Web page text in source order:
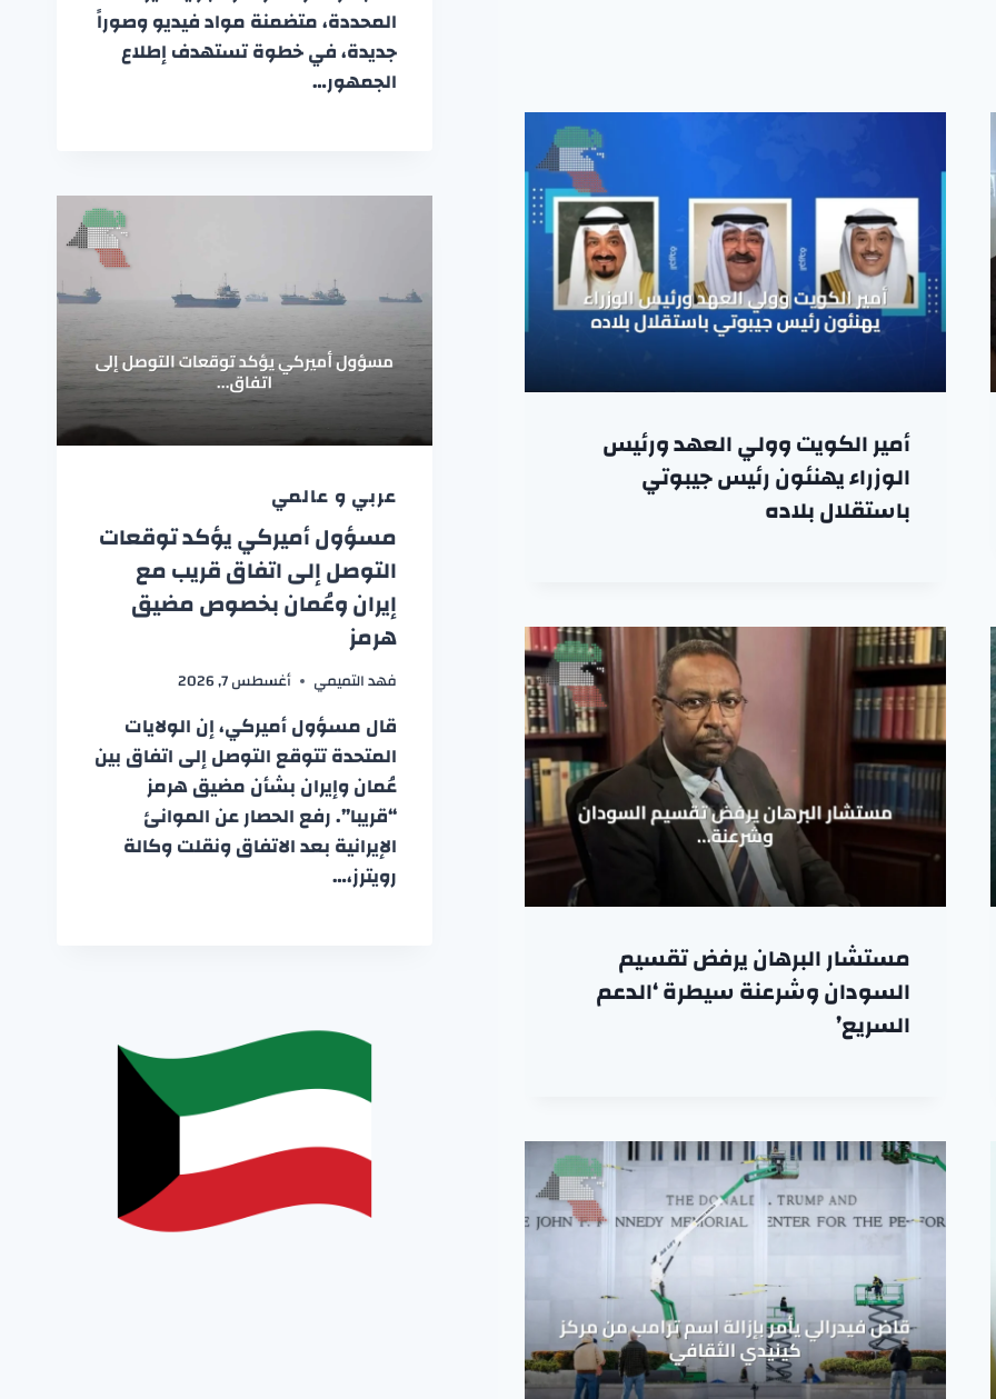
أمير الكويت وولي العهد ورئيس
الوزراء يهنئون رئيس جيبوتي
باستقلال بلاده
مستشار البرهان يرفض تقسيم
السودان وشرعنة سيطرة ‘الدعم
السريع’
المحددة، متضمنة مواد فيديو وصوراً
جديدة، في خطوة تستهدف إطلاع
الجمهور…
عربي و عالمي
مسؤول أميركي يؤكد توقعات
التوصل إلى اتفاق قريب مع
إيران وعُمان بخصوص مضيق
هرمز
فهد التميمي أغسطس 7, 2026
قال مسؤول أميركي، إن الولايات
المتحدة تتوقع التوصل إلى اتفاق بين
عُمان وإيران بشأن مضيق هرمز
“قريبا”. رفع الحصار عن الموانئ
الإيرانية بعد الاتفاق ونقلت وكالة
رويترز،…